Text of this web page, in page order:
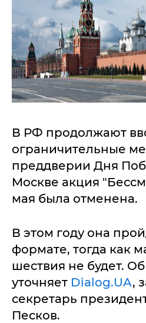
В РФ продолжают
ограничительные
преддверии Дня
Москве акция
мая была отменена.
В этом году она
формате, тогда как
шествия не будет.
уточняет Dialog.UA,
секретарь
Песков.